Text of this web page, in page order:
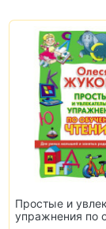
Простые и
упражнения по